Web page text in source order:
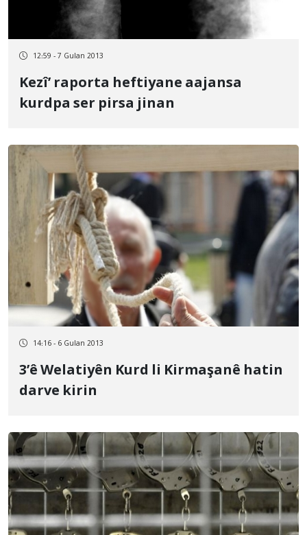
12:59 - 7 Gulan 2013
Kezî’ raporta heftiyane aajansa
kurdpa ser pirsa jinan
14:16 - 6 Gulan 2013
3’ê Welatiyên Kurd li Kirmaşanê hatin
darve kirin